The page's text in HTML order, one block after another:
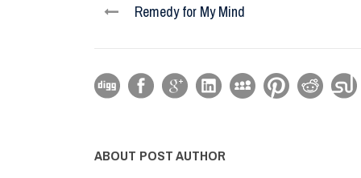
Remedy for My Mind
ABOUT POST AUTHOR